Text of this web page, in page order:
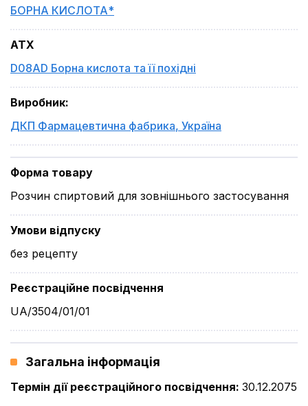
БОРНА КИСЛОТА*
ATX
D08AD Борна кислота та її похідні
Виробник:
ДКП Фармацевтична фабрика, Україна
Форма товару
Розчин спиртовий для зовнішнього застосування
Умови відпуску
без рецепту
Реєстраційне посвідчення
UA/3504/01/01
Загальна інформація
Термін дії реєстраційного посвідчення: 30.12.2075